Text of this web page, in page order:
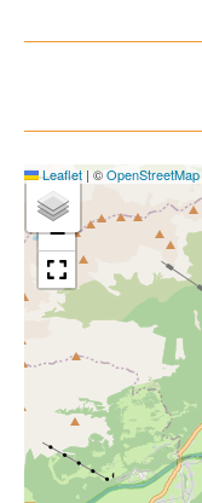
+
−
Leaflet | ©OpenStreetMap